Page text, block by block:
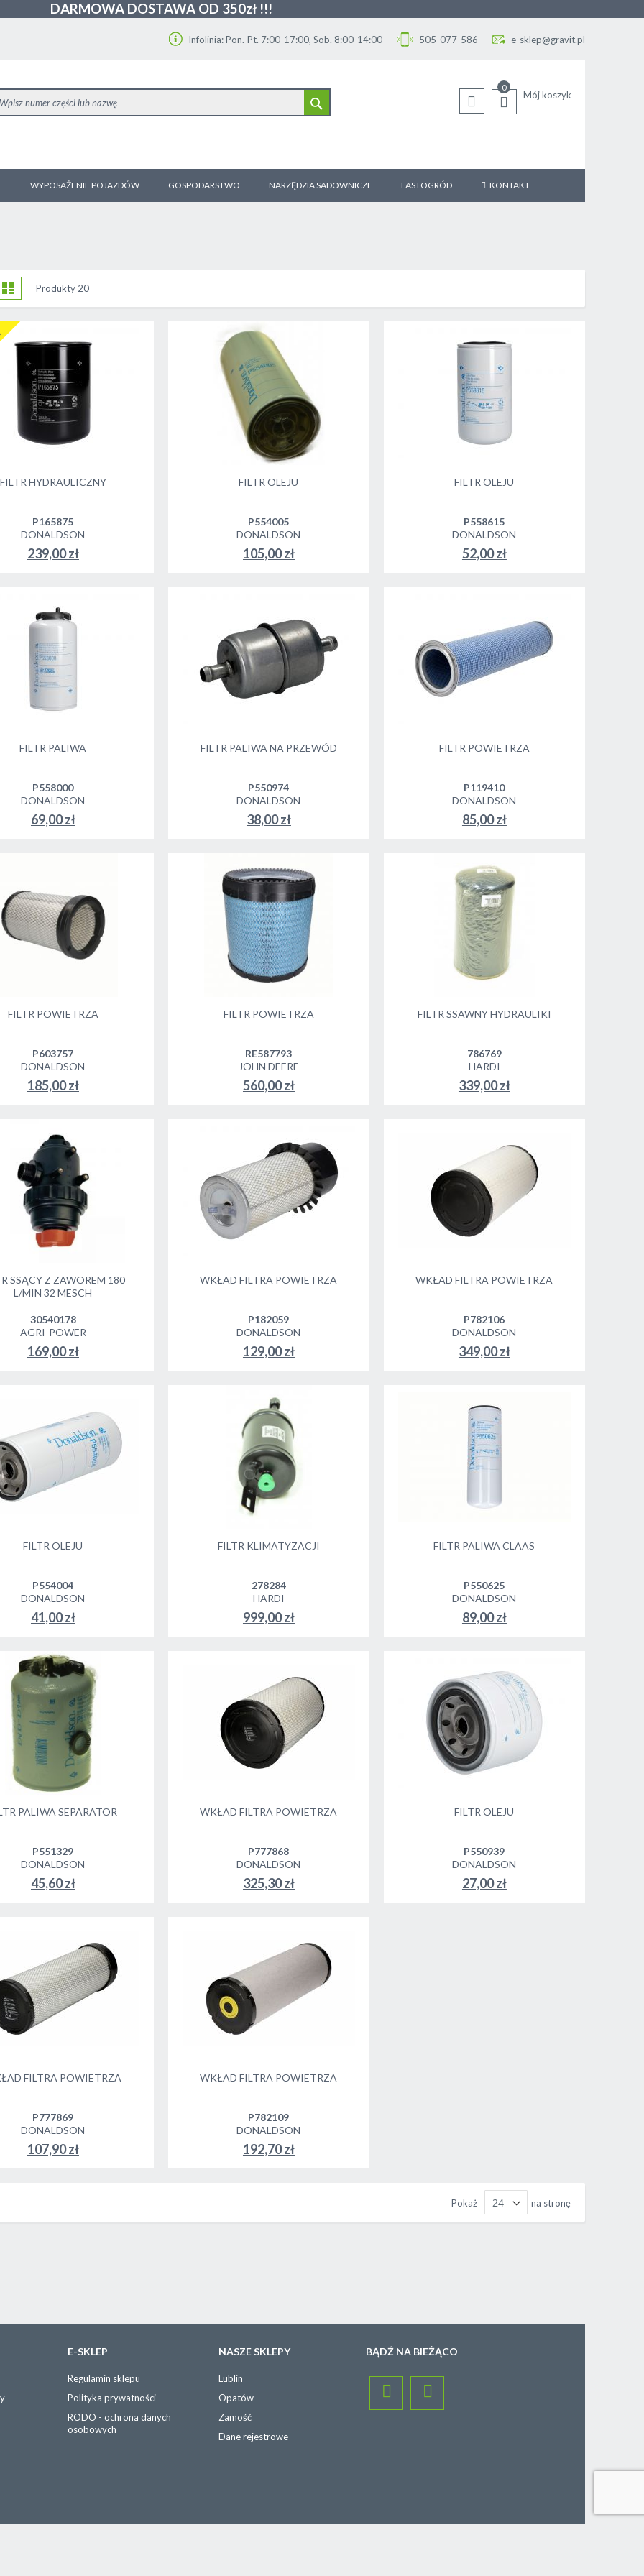
DARMOWA DOSTAWA OD 350zł !!!
Infolinia: Pon.-Pt. 7:00-17:00, Sob. 8:00-14:00 505-077-586 e-sklep@gravit.pl
Mój koszyk
0
WYPOSAŻENIE POJAZDÓW GOSPODARSTWO NARZĘDZIA SADOWNICZE LAS I OGRÓD KONTAKT
Lista Produkty 20
FILTR HYDRAULICZNY
P165875
DONALDSON
239,00 zł
DO KOSZYKA
FILTR OLEJU
P554005
DONALDSON
105,00 zł
DO KOSZYKA
FILTR OLEJU
P558615
DONALDSON
52,00 zł
DO KOSZYKA
FILTR PALIWA
P558000
DONALDSON
69,00 zł
DO KOSZYKA
FILTR PALIWA NA PRZEWÓD
P550974
DONALDSON
38,00 zł
DO KOSZYKA
FILTR POWIETRZA
P119410
DONALDSON
85,00 zł
DO KOSZYKA
FILTR POWIETRZA
P603757
DONALDSON
185,00 zł
DO KOSZYKA
FILTR POWIETRZA
RE587793
JOHN DEERE
560,00 zł
DO KOSZYKA
FILTR SSAWNY HYDRAULIKI
786769
HARDI
339,00 zł
DO KOSZYKA
SSĄCY Z ZAWOREM 180
L/MIN 32 MESCH
30540178
AGRI-POWER
169,00 zł
WKŁAD FILTRA POWIETRZA
P182059
DONALDSON
129,00 zł
DO KOSZYKA
WKŁAD FILTRA POWIETRZA
P782106
DONALDSON
349,00 zł
DO KOSZYKA
FILTR OLEJU
P554004
DONALDSON
41,00 zł
FILTR KLIMATYZACJI
278284
HARDI
999,00 zł
FILTR PALIWA CLAAS
P550625
DONALDSON
89,00 zł
PALIWA SEPARATOR
P551329
DONALDSON
45,60 zł
WKŁAD FILTRA POWIETRZA
P777868
DONALDSON
325,30 zł
FILTR OLEJU
P550939
DONALDSON
27,00 zł
FILTRA POWIETRZA
P777869
DONALDSON
107,90 zł
WKŁAD FILTRA POWIETRZA
P782109
DONALDSON
192,70 zł
Pokaż na stronę
E-SKLEP
Regulamin sklepu
Polityka prywatności
RODO - ochrona danych
osobowych
NASZE SKLEPY
Lublin
Opatów
Zamość
Dane rejestrowe
BĄDŹ NA BIEŻĄCO